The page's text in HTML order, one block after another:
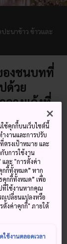
ะนาข้าว ข้าวและ
องชนบทที่
ด้วย
ลางแจ้งที่
ขาว
งญี่ปุ่นเป็น
กลหกจังหวัดที่
กนาฏกรรมที่
มิที่ร้ายแรงที่
สัยที่เข้มแข็ง
ภูมิใจในท้องถิ่น
าคภูมิใจของโท
ดงาม สถานที่ซึ่ง
ช้คุกกี้บนเว็บไซต์นี้
งานและการปรับ
ตรงเป้าหมาย และ
บการใช้งาน
ละ "การตั้งค่า
กกี้ทั้งหมด” หาก
คุกกี้ทั้งหมด” เพื่อ
ที่ใช้งานหากคุณ
เปลี่ยนแปลงหรือ
ตั้งค่าคุกกี้" ภายใต้
ใช้งานตลอดเวลา